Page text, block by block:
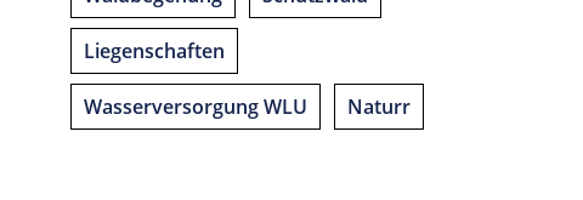
Liegenschaften
Wasserversorgung WLU Naturr